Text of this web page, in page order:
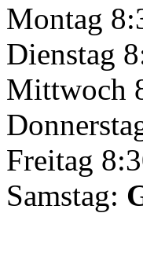
Montag
Dienstag
Mittwoch
Freitag
Samstag: